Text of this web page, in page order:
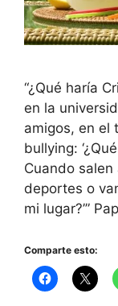
“¿Qué haría
en la
amigos, en el
bullying:
Cuando
deportes o
mi lugar?’”
Comparte esto: